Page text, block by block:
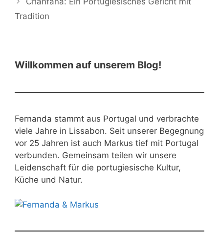
Tradition
Willkommen auf unserem Blog!
Fernanda stammt aus Portugal und verbrachte
viele Jahre in Lissabon. Seit unserer Begegnung
vor 25 Jahren ist auch Markus tief mit Portugal
verbunden. Gemeinsam teilen wir unsere
Leidenschaft für die portugiesische Kultur,
Küche und Natur.